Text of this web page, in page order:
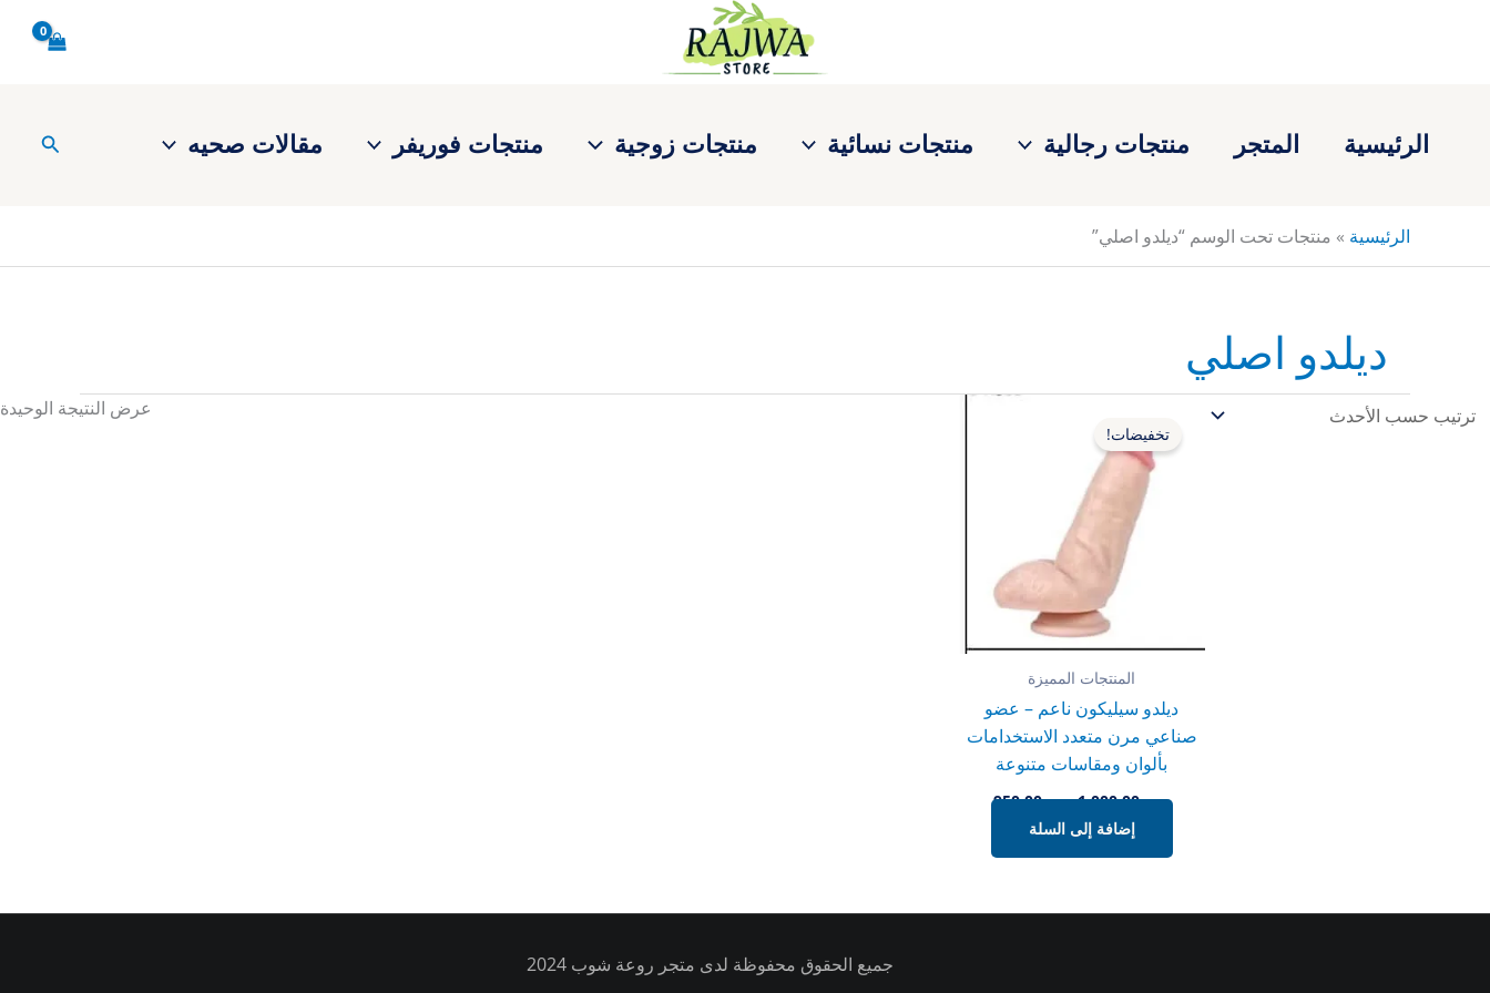
الرئيسية المتجر منتجات رجالية منتجات نسائية منتجات زوجية منتجات فوريفر مقالات صحيه البحث
الرئيسية » منتجات تحت الوسم “ديلدو اصلي”
ديلدو اصلي
عرض النتيجة الوحيدة
تخفيضات!
المنتجات المميزة
ديلدو سيليكون ناعم – عضو
صناعي مرن متعدد الاستخدامات
بألوان ومقاسات متنوعة
ر.س1,000.00 ر.س950.00
السعر
إضافة إلى السلة
جميع الحقوق محفوظة لدى متجر روعة شوب 2024